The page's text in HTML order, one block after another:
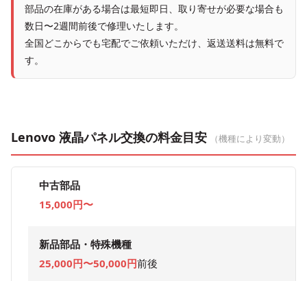
部品の在庫がある場合は最短即日、取り寄せが必要な場合も
数日〜2週間前後で修理いたします。
全国どこからでも宅配でご依頼いただけ、返送送料は無料で
す。
Lenovo 液晶パネル交換の料金目安 （機種により変動）
中古部品
15,000円〜
新品部品・特殊機種
25,000円〜50,000円前後